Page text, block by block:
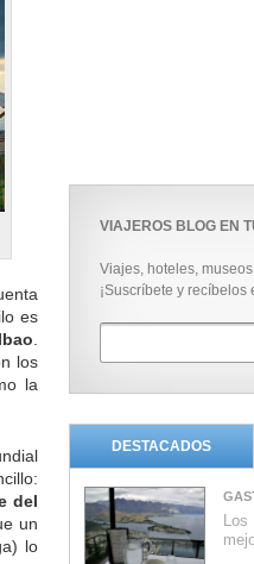
es
.
los
la
del
un
lo
VIAJEROS BLOG EN
Viajes, hoteles,
¡Suscríbete y recíbelos
DESTACADOS
Los